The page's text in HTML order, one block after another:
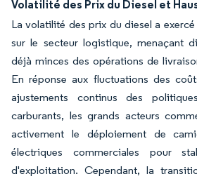
Volatilité des Prix du Diesel et
La volatilité des prix du diesel a
sur le secteur logistique, menaçant
déjà minces des opérations de
En réponse aux fluctuations des
ajustements continus des
carburants, les grands acteurs
activement le déploiement de
électriques commerciales pour
d'exploitation. Cependant, la